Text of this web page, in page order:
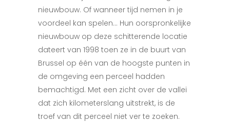
nieuwbouw. Of wanneer tijd nemen in je
voordeel kan spelen… Hun oorspronkelijke
nieuwbouw op deze schitterende locatie
dateert van 1998 toen ze in de buurt van
Brussel op één van de hoogste punten in
de omgeving een perceel hadden
bemachtigd. Met een zicht over de vallei
dat zich kilometerslang uitstrekt, is de
troef van dit perceel niet ver te zoeken.